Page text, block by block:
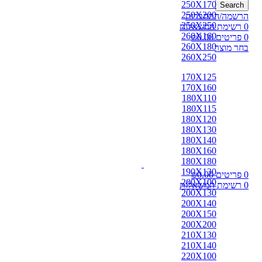
Search
הרשמה/התחברות
0 רשימת המשאלות
0 פריטים ₪0.00
בחר מוצר
0 פריטים ₪0.00
0 רשימת המשאלות
250X170
250X200
250X250
260X160
260X180
260X250
170X125
170X160
180X110
180X115
180X120
180X130
180X140
180X160
180X180
190X130
200X100
200X130
200X140
200X150
200X200
210X130
210X140
220X100